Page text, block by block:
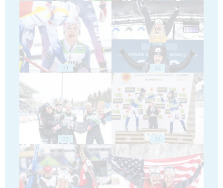
31 32
33 34